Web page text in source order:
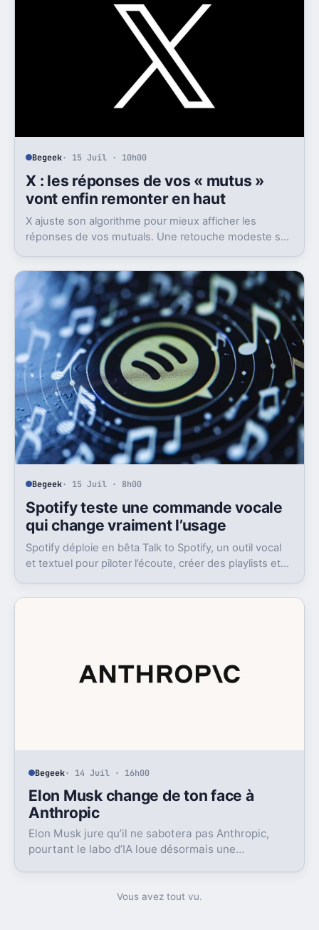
Begeek· 15 Juil · 10h00
X : les réponses de vos « mutus »
vont enfin remonter en haut
X ajuste son algorithme pour mieux afficher les
réponses de vos mutuals. Une retouche modeste sur
Begeek· 15 Juil · 8h00
Spotify teste une commande vocale
qui change vraiment l’usage
Spotify déploie en bêta Talk to Spotify, un outil vocal
et textuel pour piloter l’écoute, créer des playlists et
Begeek· 14 Juil · 16h00
Elon Musk change de ton face à
Anthropic
Elon Musk jure qu’il ne sabotera pas Anthropic,
pourtant le labo d’IA loue désormais une